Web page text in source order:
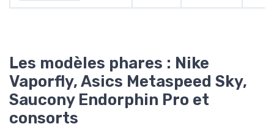
Les modèles phares : Nike
Vaporfly, Asics Metaspeed Sky,
Saucony Endorphin Pro et
consorts